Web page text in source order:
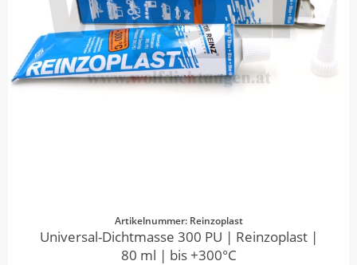
Artikelnummer: Reinzoplast
Universal-Dichtmasse 300 PU | Reinzoplast |
80 ml | bis +300°C